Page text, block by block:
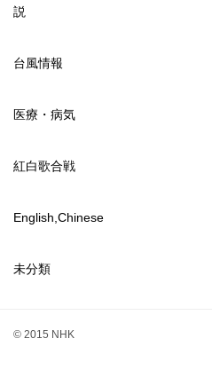
説
台風情報
医療・病気
紅白歌合戦
English,Chinese
未分類
© 2015 NHK